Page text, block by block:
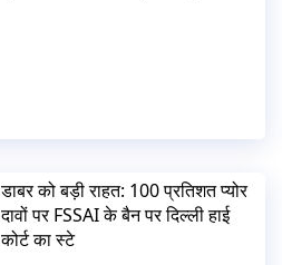
डाबर को बड़ी राहत: 100 प्रतिशत प्योर
दावों पर FSSAI के बैन पर दिल्ली हाई
कोर्ट का स्टे